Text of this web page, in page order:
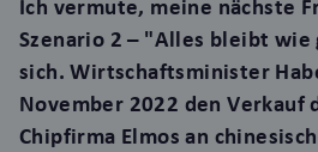
Ich vermute, meine nächste
Szenario 2 – "Alles bleibt
sich. Wirtschaftsminister
November 2022 den Verkauf
Chipfirma Elmos an